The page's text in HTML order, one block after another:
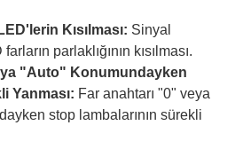
Kısılması: Sinyal
parlaklığının kısılması.
"Auto" Konumundayken
Yanması: Far anahtarı "0" veya
stop lambalarının sürekli